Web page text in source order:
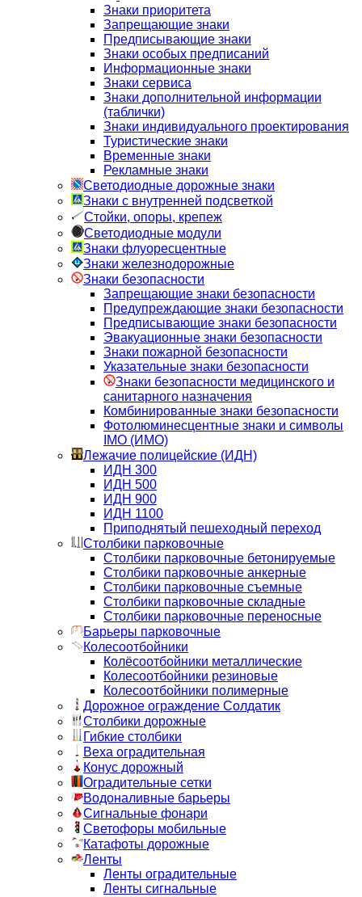
Знаки приоритета
Запрещающие знаки
Предписывающие знаки
Знаки особых предписаний
Информационные знаки
Знаки сервиса
Знаки дополнительной информации
(таблички)
Знаки индивидуального проектирования
Туристические знаки
Временные знаки
Рекламные знаки
Светодиодные дорожные знаки
Знаки с внутренней подсветкой
Стойки, опоры, крепеж
Светодиодные модули
Знаки флуоресцентные
Знаки железнодорожные
Знаки безопасности
Запрещающие знаки безопасности
Предупреждающие знаки безопасности
Предписывающие знаки безопасности
Эвакуационные знаки безопасности
Знаки пожарной безопасности
Указательные знаки безопасности
Знаки безопасности медицинского и
санитарного назначения
Комбинированные знаки безопасности
Фотолюминесцентные знаки и символы
IMO (ИМО)
Лежачие полицейские (ИДН)
ИДН 300
ИДН 500
ИДН 900
ИДН 1100
Приподнятый пешеходный переход
Столбики парковочные
Столбики парковочные бетонируемые
Столбики парковочные анкерные
Столбики парковочные съемные
Столбики парковочные складные
Столбики парковочные переносные
Барьеры парковочные
Колесоотбойники
Колёсоотбойники металлические
Колесоотбойники резиновые
Колесоотбойники полимерные
Дорожное ограждение Солдатик
Столбики дорожные
Гибкие столбики
Веха оградительная
Конус дорожный
Оградительные сетки
Водоналивные барьеры
Сигнальные фонари
Светофоры мобильные
Катафоты дорожные
Ленты
Ленты оградительные
Ленты сигнальные